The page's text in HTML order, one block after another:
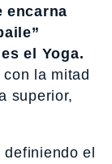
encarna
el Yoga.
la mitad
superior,
definiendo el